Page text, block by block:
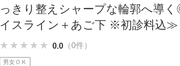
っきり整えシャープな輪郭へ導
イスライン＋あご下 ※初診料込≫
★★★★★
★★★★★
★★★★★ 0.0 （0件）
男女ＯＫ